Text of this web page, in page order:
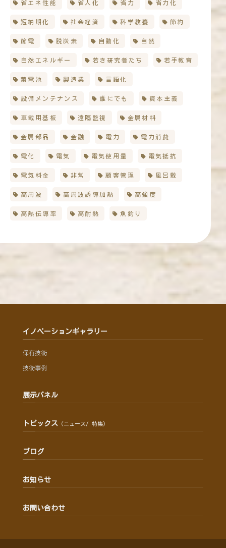
省エネ性能 省人化 省力 省力化
短納期化 社会経済 科学教養 節約
節電 脱炭素 自動化 自然
自然エネルギー 若き研究者たち 若手教育
蓄電池 製造業 言語化
設備メンテナンス 誰にでも 資本主義
車載用基板 遠隔監視 金属材料
金属部品 金融 電力 電力消費
電化 電気 電気使用量 電気抵抗
電気料金 非常 顧客管理 風呂敷
高周波 高周波誘導加熱 高強度
高熱伝導率 高耐熱 魚釣り
イノベーションギャラリー
保有技術
技術事例
展示パネル
トピックス （ニュース/ 特集）
ブログ
お知らせ
お問い合わせ